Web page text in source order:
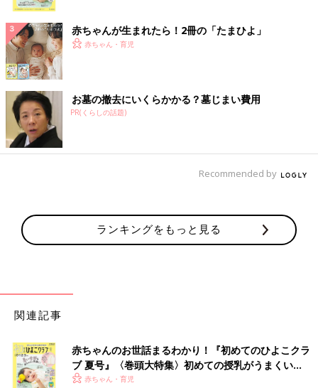
赤ちゃんが生まれたら！2冊の「たまひよ」
赤ちゃん・育児
お墓の撤去にいくらかかる？墓じまい費用
PR(くらしの話題)
Recommended by
ランキングをもっと見る
関連記事
赤ちゃんのお世話まるわかり！『初めてのひよこクラ
ブ 夏号』〈巻頭大特集〉初めての授乳がうまくい
く！ おっぱい・ミルクの基本と夏のトラブル 解決テ
赤ちゃん・育児